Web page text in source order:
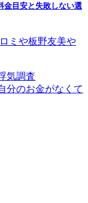
金目安と失敗しない選
ミや板野友美や
気調査